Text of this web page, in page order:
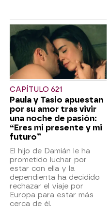
CAPÍTULO 621
Paula y Tasio apuestan
por su amor tras vivir
una noche de pasión:
“Eres mi presente y mi
futuro”
El hijo de Damián le ha
prometido luchar por
estar con ella y la
dependienta ha decidido
rechazar el viaje por
Europa para estar más
cerca de él.